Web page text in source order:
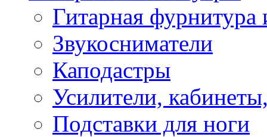
Гитарная фурнитура
Звукосниматели
Каподастры
Усилители,
Подставки для ноги